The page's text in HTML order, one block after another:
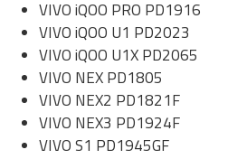
VIVO iQOO PRO PD1916
VIVO iQOO U1 PD2023
VIVO iQOO U1X PD2065
VIVO NEX PD1805
VIVO NEX2 PD1821F
VIVO NEX3 PD1924F
VIVO S1 PD1945GF